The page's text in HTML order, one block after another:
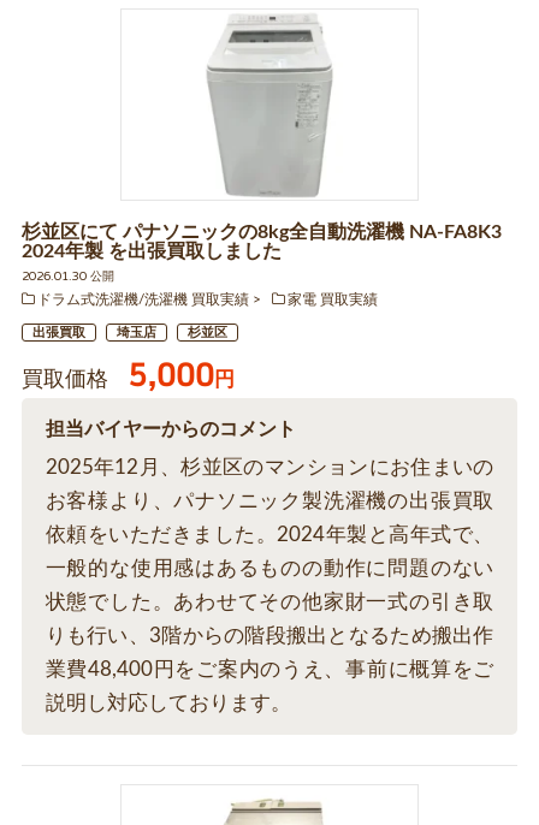
杉並区にて パナソニックの8kg全自動洗濯機 NA-FA8K3
2024年製 を出張買取しました
2026.01.30 公開
ドラム式洗濯機/洗濯機 買取実績
家電 買取実績
出張買取 埼玉店 杉並区
買取価格 5,000円
担当バイヤーからのコメント
2025年12月、杉並区のマンションにお住まいの
お客様より、パナソニック製洗濯機の出張買取
依頼をいただきました。2024年製と高年式で、
一般的な使用感はあるものの動作に問題のない
状態でした。あわせてその他家財一式の引き取
りも行い、3階からの階段搬出となるため搬出作
業費48,400円をご案内のうえ、事前に概算をご
説明し対応しております。